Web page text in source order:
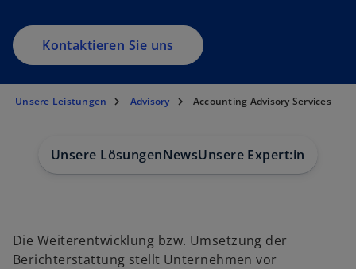
Kontaktieren Sie uns
Unsere Leistungen Advisory Accounting Advisory Services
Unsere LösungenNewsUnsere Expert:innen
Die Weiterentwicklung bzw. Umsetzung der
Berichterstattung stellt Unternehmen vor